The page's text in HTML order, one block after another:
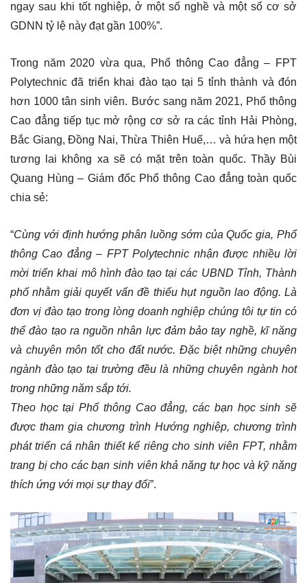
ngay sau khi tốt nghiệp, ở một số nghề và một số cơ sở
GDNN tỷ lệ này đạt gần 100%”.
Trong năm 2020 vừa qua, Phổ thông Cao đẳng – FPT
Polytechnic đã triển khai đào tạo tại 5 tỉnh thành và đón
hơn 1000 tân sinh viên. Bước sang năm 2021, Phổ thông
Cao đẳng tiếp tục mở rộng cơ sở ra các tỉnh Hải Phòng,
Bắc Giang, Đồng Nai, Thừa Thiên Huế,… và hứa hẹn một
tương lai không xa sẽ có mặt trên toàn quốc. Thầy Bùi
Quang Hùng – Giám đốc Phổ thông Cao đẳng toàn quốc
chia sẻ:
“Cùng với định hướng phân luồng sớm của Quốc gia, Phổ
thông Cao đẳng – FPT Polytechnic nhận được nhiều lời
mời triển khai mô hình đào tạo tại các UBND Tỉnh, Thành
phố nhằm giải quyết vấn đề thiếu hụt nguồn lao động. Là
đơn vị đào tạo trong lòng doanh nghiệp chúng tôi tự tin có
thể đào tạo ra nguồn nhân lực đảm bảo tay nghề, kĩ năng
và chuyên môn tốt cho đất nước. Đặc biệt những chuyên
ngành đào tạo tại trường đều là những chuyên ngành hot
trong những năm sắp tới.
Theo học tại Phổ thông Cao đẳng, các bạn học sinh sẽ
được tham gia chương trình Hướng nghiệp, chương trình
phát triển cá nhân thiết kế riêng cho sinh viên FPT, nhằm
trang bị cho các bạn sinh viên khả năng tự học và kỹ năng
thích ứng với mọi sự thay đổi”.